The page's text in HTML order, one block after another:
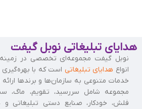
هدایای تبلیغاتی نوبل گیفت
نوبل گیفت مجموعه‌ای تخصصی در زمینه
انواع هدایای تبلیغاتی است که با
خدمات متنوعی به سازمان‌ها و برندها
مجموعه شامل سررسید، تقویم، ماگ، ست
فلش، خودکار، صنایع دستی تبلیغاتی